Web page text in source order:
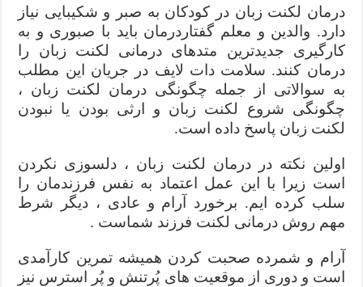
درمان لکنت زبان در کودکان به صبر و شکیبایی نیاز
دارد. والدین و معلم گفتاردرمان باید با صبوری و به
کارگیری جدیدترین متدهای درمانی لکنت زبان را
درمان کنند. سلامت دات لایف در جریان این مطلب
به سوالاتی از جمله چگونگی درمان لکنت زبان ،
چگونگی شروع لکنت زبان و ارثی بودن یا نبودن
لکنت زبان پاسخ داده است.
اولین نکته در درمان لکنت زبان ، دلسوزی نکردن
است زیرا با این عمل اعتماد به نفس فرزندمان را
سلب کرده ایم. برخورد آرام و عادی ، دیگر شرط
مهم روش درمانی لکنت فرزند شماست .
آرام و شمرده صحبت کردن همیشه تمرین کارآمدی
است و دوری از موقعیت های پُرتنش و پُر استرس نیز